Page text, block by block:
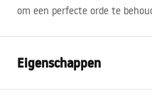
om een perfecte orde te
Eigenschappen